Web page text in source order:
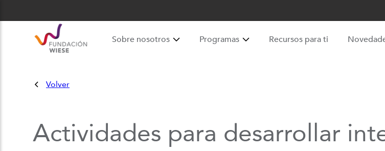
Sobre nosotros Programas Recursos para ti
Volver
Actividades para desarrollar